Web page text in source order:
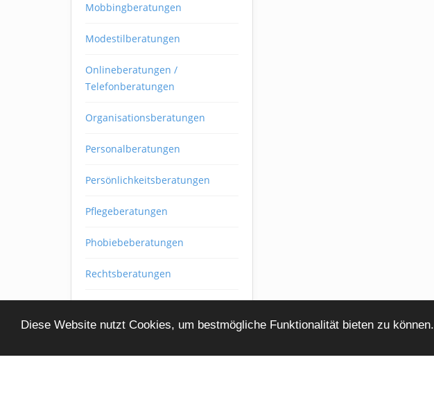
Mobbingberatungen
Modestilberatungen
Onlineberatungen /
Telefonberatungen
Organisationsberatungen
Personalberatungen
Persönlichkeitsberatungen
Pflegeberatungen
Phobiebeberatungen
Rechtsberatungen
Rentenberatungen
Diese Website nutzt Cookies, um bestmögliche Funktionalität bieten zu können.